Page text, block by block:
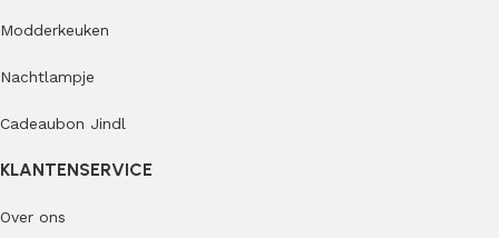
Modderkeuken
Nachtlampje
Cadeaubon Jindl
KLANTENSERVICE
Over ons